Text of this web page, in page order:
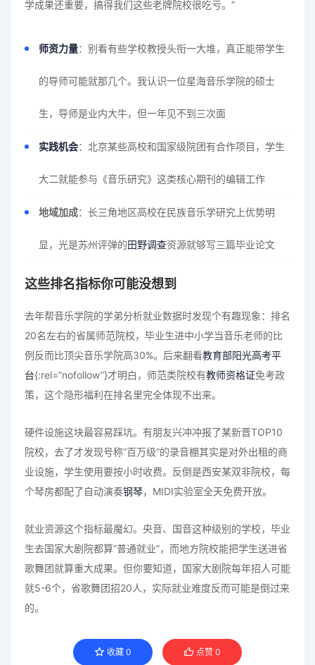
学成果还重要，搞得我们这些老牌院校很吃亏。”
师资力量：别看有些学校教授头衔一大堆，真正能带学生
的导师可能就那几个。我认识一位星海音乐学院的硕士
生，导师是业内大牛，但一年见不到三次面
实践机会：北京某些高校和国家级院团有合作项目，学生
大二就能参与《音乐研究》这类核心期刊的编辑工作
地域加成：长三角地区高校在民族音乐学研究上优势明
显，光是苏州评弹的田野调查资源就够写三篇毕业论文
这些排名指标你可能没想到
去年帮音乐学院的学弟分析就业数据时发现个有趣现象：排名
20名左右的省属师范院校，毕业生进中小学当音乐老师的比
例反而比顶尖音乐学院高30%。后来翻看教育部阳光高考平
台{:rel=”nofollow”}才明白，师范类院校有教师资格证免考政
策，这个隐形福利在排名里完全体现不出来。
硬件设施这块最容易踩坑。有朋友兴冲冲报了某新晋TOP10
院校，去了才发现号称”百万级”的录音棚其实是对外出租的商
业设施，学生使用要按小时收费。反倒是西安某双非院校，每
个琴房都配了自动演奏钢琴，MIDI实验室全天免费开放。
就业资源这个指标最魔幻。央音、国音这种级别的学校，毕业
生去国家大剧院都算”普通就业”，而地方院校能把学生送进省
歌舞团就算重大成果。但你要知道，国家大剧院每年招人可能
就5-6个，省歌舞团招20人，实际就业难度反而可能是倒过来
的。
收藏 0 点赞 0